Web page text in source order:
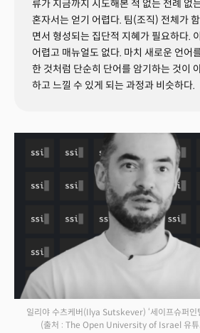
류가 지금까지 시도해본 적 없는 전례 없
혼자서는 얻기 어렵다. 팀(조직) 전체가
면서 형성되는 집단적 지혜가 필요하다.
어렵고 매뉴얼도 없다. 마치 새로운 언어
한 것처럼 단순히 단어를 암기하는 것이
하고 느낄 수 있게 되는 과정과 비슷하다.
일리야 수츠케버(Ilya Sutskever) ‘세이프슈퍼인
(출처 : The Open University of Israel 유튜